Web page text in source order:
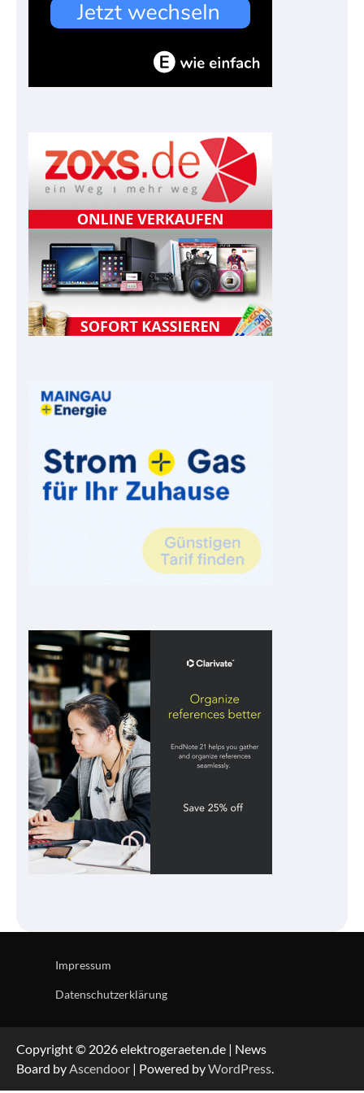
Impressum
Datenschutzerklärung
Copyright © 2026 elektrogeraeten.de | News
Board byAscendoor | Powered byWordPress.